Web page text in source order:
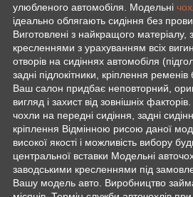
улюбленого автомобіля. Модельні
ідеально облягають сидіння без
Виготовлені з найкращого матеріалу,
кресленнями з урахуванням всіх
отворів на сидіннях автомобіля
задні підлокітники, кріплення
Ваш салон придбає неповторний,
вигляд і захист від зовнішніх
чохли на передні сидіння, задні
кріплення Відмінною рисою даної
високої якості і можливість вибору
центральної вставки Модельні
заводськими кресленнями під
Вашу модель авто. Виробництво